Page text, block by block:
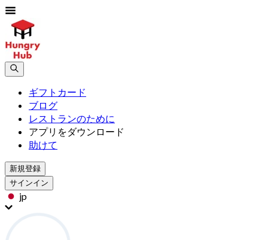
ギフトカード
ブログ
レストランのために
アプリをダウンロード
助けて
新規登録
サインイン
jp